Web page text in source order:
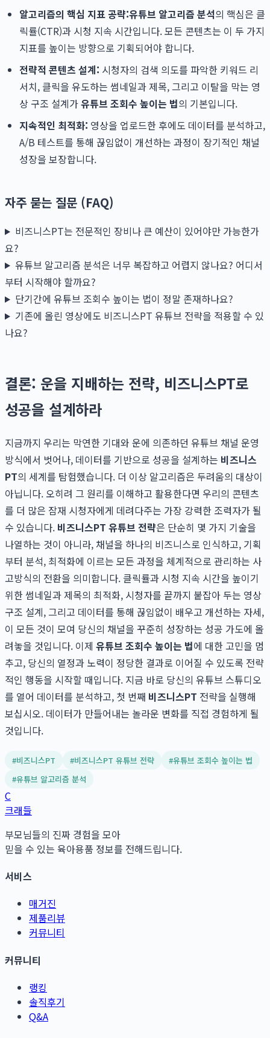
알고리즘의 핵심 지표 공략:유튜브 알고리즘 분석의 핵심은 클
릭률(CTR)과 시청 지속 시간입니다. 모든 콘텐츠는 이 두 가지
지표를 높이는 방향으로 기획되어야 합니다.
전략적 콘텐츠 설계: 시청자의 검색 의도를 파악한 키워드 리
서치, 클릭을 유도하는 썸네일과 제목, 그리고 이탈을 막는 영
상 구조 설계가유튜브 조회수 높이는 법의 기본입니다.
지속적인 최적화: 영상을 업로드한 후에도 데이터를 분석하고,
A/B 테스트를 통해 끊임없이 개선하는 과정이 장기적인 채널
성장을 보장합니다.
자주 묻는 질문 (FAQ)
비즈니스PT는 전문적인 장비나 큰 예산이 있어야만 가능한가
요?
유튜브 알고리즘 분석은 너무 복잡하고 어렵지 않나요? 어디서
부터 시작해야 할까요?
단기간에 유튜브 조회수 높이는 법이 정말 존재하나요?
기존에 올린 영상에도 비즈니스PT 유튜브 전략을 적용할 수 있
나요?
결론: 운을 지배하는 전략, 비즈니스PT로
성공을 설계하라
지금까지 우리는 막연한 기대와 운에 의존하던 유튜브 채널 운영
방식에서 벗어나, 데이터를 기반으로 성공을 설계하는 비즈니스
PT의 세계를 탐험했습니다. 더 이상 알고리즘은 두려움의 대상이
아닙니다. 오히려 그 원리를 이해하고 활용한다면 우리의 콘텐츠
를 더 많은 잠재 시청자에게 데려다주는 가장 강력한 조력자가 될
수 있습니다. 비즈니스PT 유튜브 전략은 단순히 몇 가지 기술을
나열하는 것이 아니라, 채널을 하나의 비즈니스로 인식하고, 기획
부터 분석, 최적화에 이르는 모든 과정을 체계적으로 관리하는 사
고방식의 전환을 의미합니다. 클릭률과 시청 지속 시간을 높이기
위한 썸네일과 제목의 최적화, 시청자를 끝까지 붙잡아 두는 영상
구조 설계, 그리고 데이터를 통해 끊임없이 배우고 개선하는 자세,
이 모든 것이 모여 당신의 채널을 꾸준히 성장하는 성공 가도에 올
려놓을 것입니다. 이제 유튜브 조회수 높이는 법에 대한 고민을 멈
추고, 당신의 열정과 노력이 정당한 결과로 이어질 수 있도록 전략
적인 행동을 시작할 때입니다. 지금 바로 당신의 유튜브 스튜디오
를 열어 데이터를 분석하고, 첫 번째 비즈니스PT 전략을 실행해
보십시오. 데이터가 만들어내는 놀라운 변화를 직접 경험하게 될
것입니다.
#비즈니스PT #비즈니스PT 유튜브 전략 #유튜브 조회수 높이는 법
#유튜브 알고리즘 분석
C
크래들
부모님들의 진짜 경험을 모아
믿을 수 있는 육아용품 정보를 전해드립니다.
서비스
매거진
제품리뷰
커뮤니티
커뮤니티
랭킹
솔직후기
Q&A